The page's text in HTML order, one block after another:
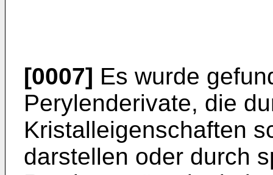
[0007] Es wurde
Perylenderivate, die
Kristalleigenschaften
darstellen oder durch